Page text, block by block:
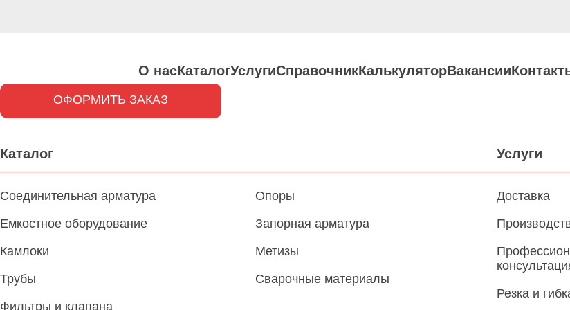
О насКаталогУслугиСправочникКалькуляторВакансии
ОФОРМИТЬ ЗАКАЗ
Каталог
Соединительная арматура
Емкостное оборудование
Камлоки
Трубы
Фильтры и клапана
Опоры
Запорная арматура
Метизы
Сварочные материалы
Услуги
Доставка
Резка и